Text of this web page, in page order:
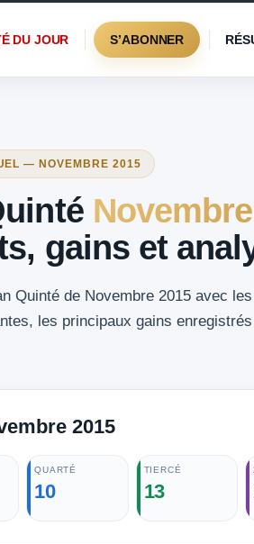
DU JOUR S’ABONNER
— NOVEMBRE 2015
gains et
Quinté de Novembre 2015 avec
les principaux gains
2015
QUARTÉ
10
TIERCÉ
13